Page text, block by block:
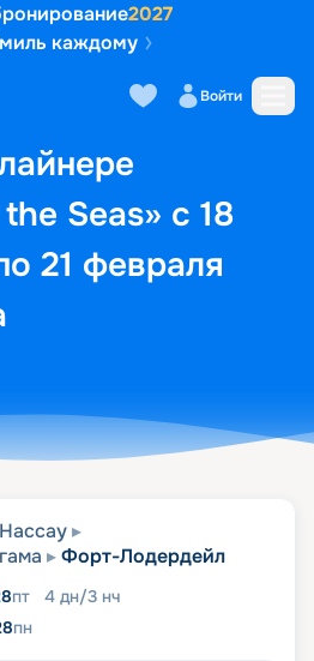
2027
каждому
Войти
Seas» с 18
21 февраля
кают Маршрут и
Нассау
Форт-Лодердейл
пт 4 дн/3 нч
пн